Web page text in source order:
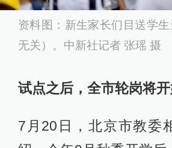
资料图：新生家长们目送学
无关）。中新社记者 张瑶 摄
试点之后，全市轮岗将
7月20日，北京市教委